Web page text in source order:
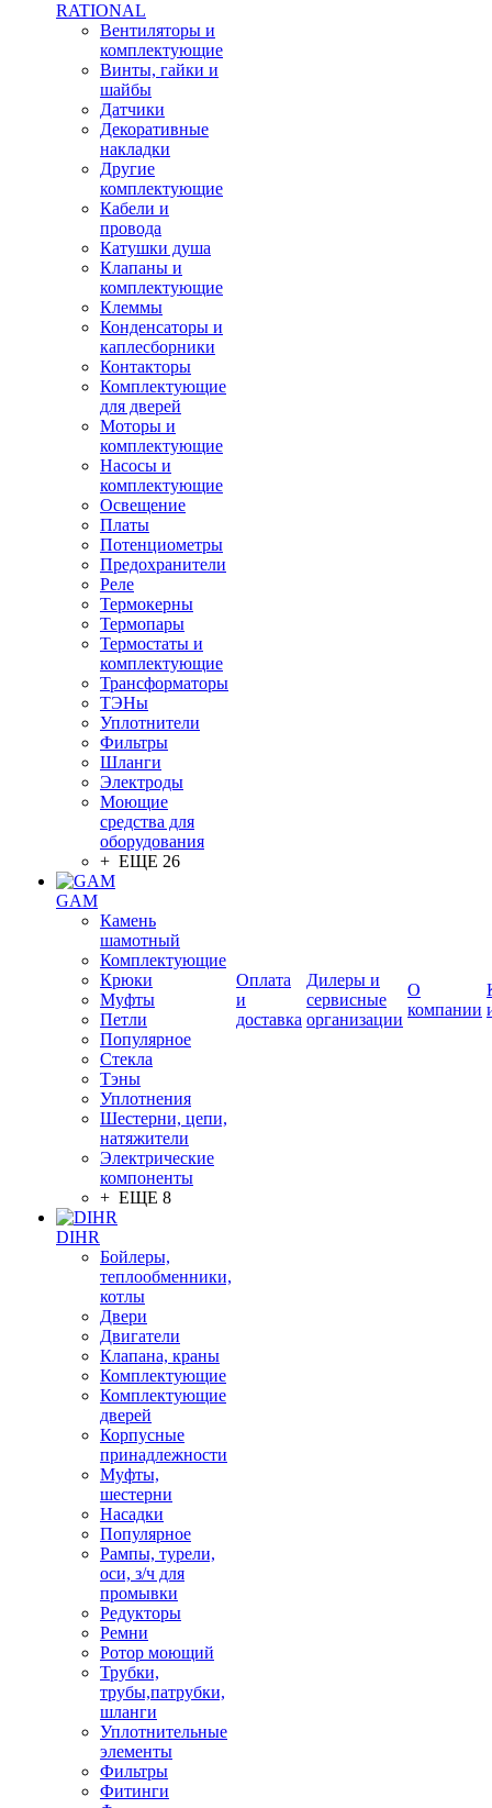
RATIONAL
Вентиляторы и
комплектующие
Винты, гайки и
шайбы
Датчики
Декоративные
накладки
Другие
комплектующие
Кабели и
провода
Катушки душа
Клапаны и
комплектующие
Клеммы
Конденсаторы и
каплесборники
Контакторы
Комплектующие
для дверей
Моторы и
комплектующие
Насосы и
комплектующие
Освещение
Платы
Потенциометры
Предохранители
Реле
Термокерны
Термопары
Термостаты и
комплектующие
Трансформаторы
ТЭНы
Уплотнители
Фильтры
Шланги
Электроды
Моющие
средства для
оборудования
+ ЕЩЕ 26
GAM
Камень
шамотный
Комплектующие
Крюки
Муфты
Петли
Популярное
Стекла
Тэны
Уплотнения
Шестерни, цепи,
натяжители
Электрические
компоненты
+ ЕЩЕ 8
DIHR
Бойлеры,
теплообменники,
котлы
Двери
Двигатели
Клапана, краны
Комплектующие
Комплектующие
дверей
Корпусные
принадлежности
Муфты,
шестерни
Насадки
Популярное
Рампы, турели,
оси, з/ч для
промывки
Редукторы
Ремни
Ротор моющий
Трубки,
трубы,патрубки,
шланги
Уплотнительные
элементы
Фильтры
Фитинги
Оплата
и
доставка
Дилеры и
сервисные
организации
О
компании